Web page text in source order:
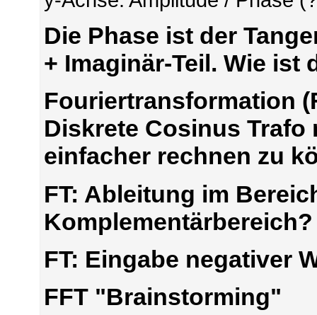
Die Phase ist der
+ Imaginär-Teil. Wie ist
Fouriertransformation
Diskrete Cosinus
einfacher rechnen zu
FT: Ableitung im
Komplementärbereich?
FT: Eingabe negativer
FFT "Brainstorming"